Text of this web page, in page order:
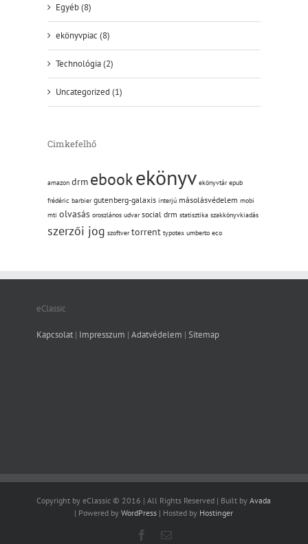
Egyéb (8)
ekönyvpiac (8)
Technológia (2)
Uncategorized (1)
Cimkefelhő
amazon drm ebookekönyv ekönyvtár epub
frédéric barbier gutenberg-galaxis interjú másolásvédelem mobi
mti olvasás oroszlános udvar social drm statisztika szakkönyvkiadás
szerzői jog szoftver torrent typotex umberto eco
eClassic
Kapcsolat| Impresszum | Adatvédelem | Sitemap
Copyright by eClassic © 2016 | All Rights Reserved | Built byAvada
| Powered byWordPress | Hosted by Hostinger
FacebookEmail: